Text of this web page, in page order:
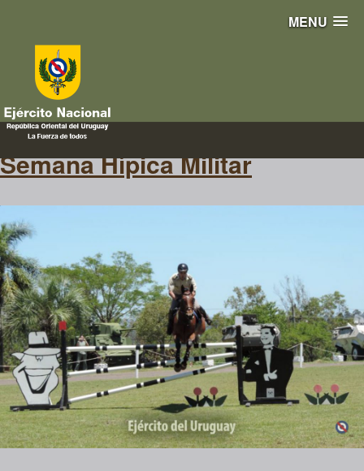
MENU
equitación
Semana Hípica Militar